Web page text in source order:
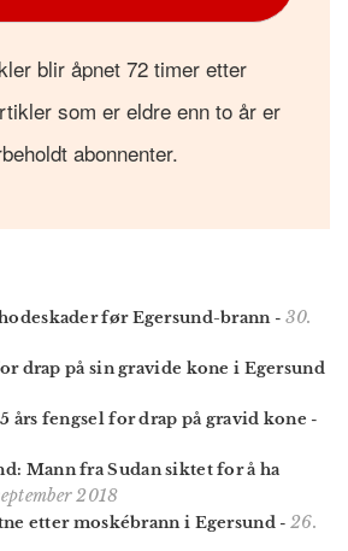
blir åpnet 72 timer etter
som er eldre enn to år er
abonnenter.
før Egersund-brann- 30.
drap på sin gravide kone i Egersund
års fengsel for drap på gravid kone -
Mann fra Sudan siktet for å ha
2018
etter moskébrann i Egersund- 26.